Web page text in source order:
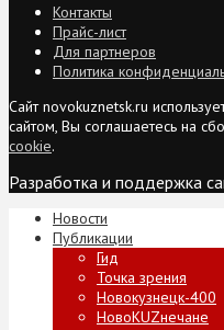
Контакты
Прайс-лист
Для партнеров
Политика
Сайт novokuznetsk.ru
сайтом, Вы соглашаетесь на
cookie.
Разработка и поддержка
Новости
Публикации
Гид
Точка зрения
Новокузнецк-400
НовоKUZнечане